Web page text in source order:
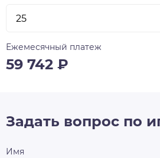
Ежемесячный платеж
59 742 ₽
Задать вопрос по
Имя